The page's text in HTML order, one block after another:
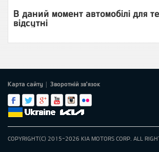
В даний момент автомобілі для
відсутні
Карта сайту Зворотній зв'язок
COPYRIGHT(C) 2015-2026 KIA MOTORS CORP. ALL